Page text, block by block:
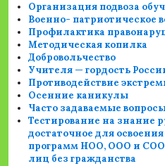
Организация подвоза
Военно- патриотическое
Профилактика
Методическая копилка
Добровольчество
Учителя — гордость
Противодействие
Осенние каникулы
Часто задаваемые
Тестирование на знание
достаточное для
программ НОО, ООО и
лиц без гражданства